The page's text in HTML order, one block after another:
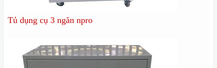
Tủ dụng cụ 3 ngăn npro